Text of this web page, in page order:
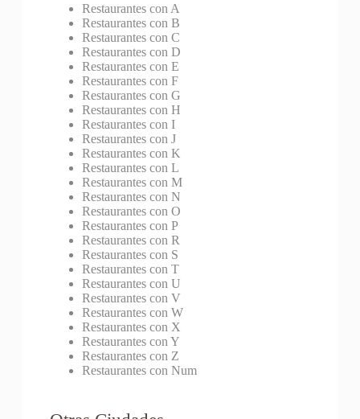
Restaurantes con A
Restaurantes con B
Restaurantes con C
Restaurantes con D
Restaurantes con E
Restaurantes con F
Restaurantes con G
Restaurantes con H
Restaurantes con I
Restaurantes con J
Restaurantes con K
Restaurantes con L
Restaurantes con M
Restaurantes con N
Restaurantes con O
Restaurantes con P
Restaurantes con R
Restaurantes con S
Restaurantes con T
Restaurantes con U
Restaurantes con V
Restaurantes con W
Restaurantes con X
Restaurantes con Y
Restaurantes con Z
Restaurantes con Num